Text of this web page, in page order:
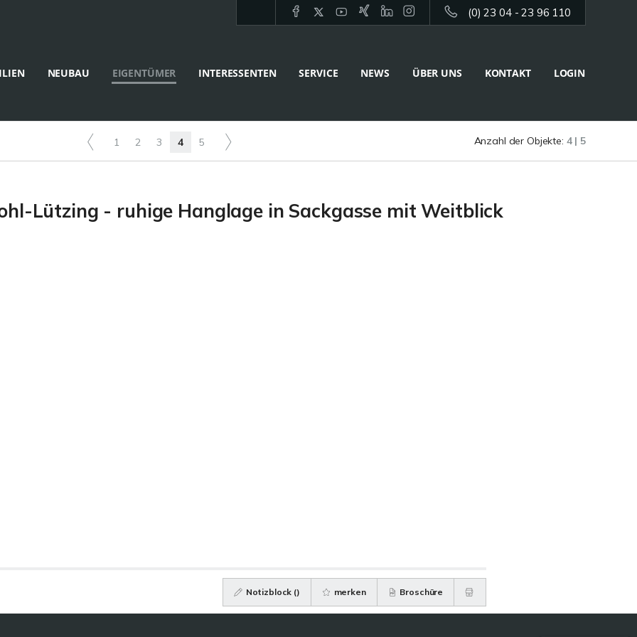
(0) 23 04 - 23 96 110
NEUBAU EIGENTÜMER INTERESSENTEN SERVICE NEWS ÜBER UNS KONTAKT LOGIN
1 2 3 4 5 Anzahl der Objekte: 4 | 5
Lützing - ruhige Hanglage in Sackgasse mit Weitblick
Notizblock () merken Broschüre